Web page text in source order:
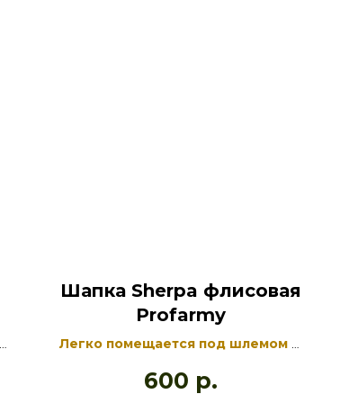
Шапка Sherpa флисовая
Profarmy
Легко помещается под шлемом и
600 р.